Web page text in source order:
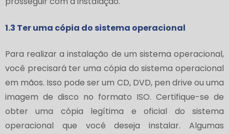
1.3 Ter uma cópia do sistema operacional
Para realizar a instalação de um sistema operacional,
você precisará ter uma cópia do sistema operacional
em mãos. Isso pode ser um CD, DVD, pen drive ou uma
imagem de disco no formato ISO. Certifique-se de
obter uma cópia legítima e oficial do sistema
operacional que você deseja instalar. Algumas